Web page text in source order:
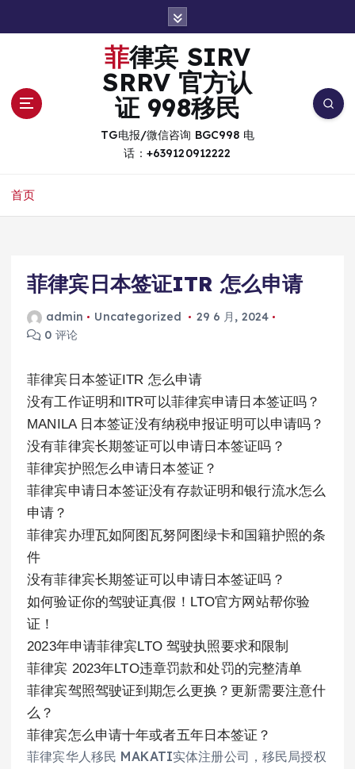
菲律宾 SIRV
SRRV 官方认
证 998移民
TG电报/微信咨询 BGC998 电
话：+639120912222
首页
菲律宾日本签证ITR 怎么申请
admin Uncategorized
29 6 月, 2024
0 评论
菲律宾日本签证ITR 怎么申请
没有工作证明和ITR可以菲律宾申请日本签证吗？
MANILA 日本签证没有纳税申报证明可以申请吗？
没有菲律宾长期签证可以申请日本签证吗？
菲律宾护照怎么申请日本签证？
菲律宾申请日本签证没有存款证明和银行流水怎么
申请？
菲律宾办理瓦如阿图瓦努阿图绿卡和国籍护照的条
件
没有菲律宾长期签证可以申请日本签证吗？
如何验证你的驾驶证真假！LTO官方网站帮你验
证！
2023年申请菲律宾LTO 驾驶执照要求和限制
菲律宾 2023年LTO违章罚款和处罚的完整清单
菲律宾驾照驾驶证到期怎么更换？更新需要注意什
么？
菲律宾怎么申请十年或者五年日本签证？
菲律宾华人移民 MAKATI实体注册公司，移民局授权